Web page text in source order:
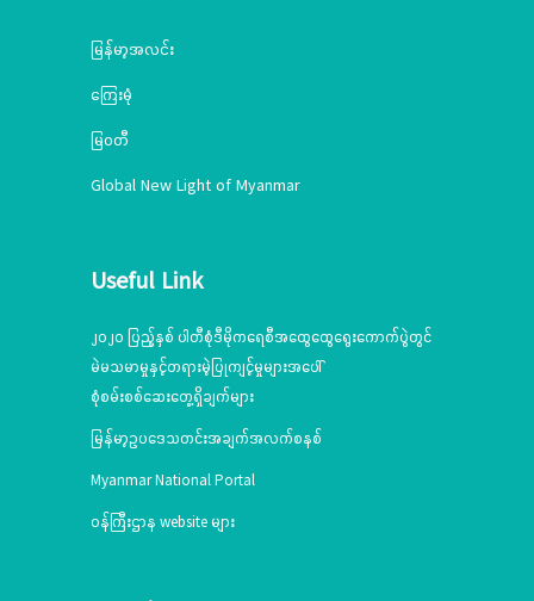
မြန်မာ့အလင်း
ကြေးမုံ
မြဝတီ
Global New Light of Myanmar
Useful Link
၂၀၂၀ ပြည့်နှစ် ပါတီစုံဒီမိုကရေစီအထွေထွေရွေးကောက်ပွဲတွင်
မဲမသမာမှုနှင့်တရားမဲ့ပြုကျင့်မှုများအပေါ်
စုံစမ်းစစ်ဆေးတွေ့ရှိချက်များ
မြန်မာ့ဥပဒေသတင်းအချက်အလက်စနစ်
Myanmar National Portal
ဝန်ကြီးဌာန website များ